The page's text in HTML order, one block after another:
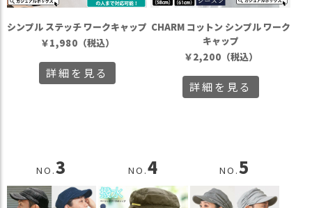
シンプル ステッチ ワークキャップ
￥1,980 （税込）
詳細を見る
CHARM コットン シンプル ワーク
キャップ
￥2,200 （税込）
詳細を見る
NO.3 NO.4 NO.5